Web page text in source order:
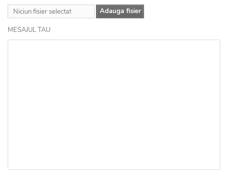
Niciun fisier selectat
Adauga fisier
MESAJUL TAU